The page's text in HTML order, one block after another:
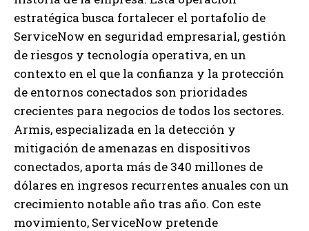
estratégica busca fortalecer el portafolio de
ServiceNow en seguridad empresarial, gestión
de riesgos y tecnología operativa, en un
contexto en el que la confianza y la protección
de entornos conectados son prioridades
crecientes para negocios de todos los sectores.
Armis, especializada en la detección y
mitigación de amenazas en dispositivos
conectados, aporta más de 340 millones de
dólares en ingresos recurrentes anuales con un
crecimiento notable año tras año. Con este
movimiento, ServiceNow pretende